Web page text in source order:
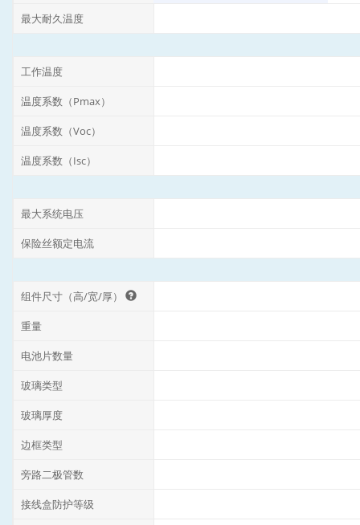
最大耐久温度
工作温度
温度系数（Pmax）
温度系数（Voc）
温度系数（Isc）
最大系统电压
保险丝额定电流
组件尺寸（高/宽/厚）
重量
电池片数量
玻璃类型
玻璃厚度
边框类型
旁路二极管数
接线盒防护等级